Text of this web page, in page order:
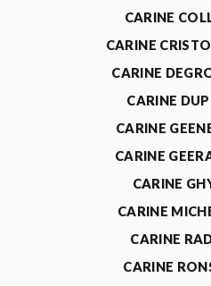
CARINE
CARINE
CARINE
CARINE
CARINE
CARINE
CARINE
CARINE
CARINE
CARINE